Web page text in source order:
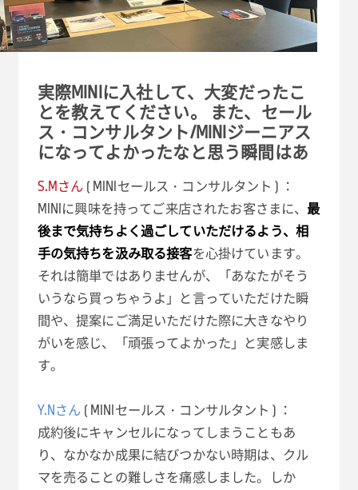
実際MINIに入社して、大変だったこ
とを教えてください。 また、セール
ス・コンサルタント/MINIジーニアス
になってよかったなと思う瞬間はあ
S.Mさん ( MINIセールス・コンサルタント ) ：
MINIに興味を持ってご来店されたお客さまに、最
後まで気持ちよく過ごしていただけるよう、相
手の気持ちを汲み取る接客を心掛けています。
それは簡単ではありませんが、「あなたがそう
いうなら買っちゃうよ」と言っていただけた瞬
間や、提案にご満足いただけた際に大きなやり
がいを感じ、「頑張ってよかった」と実感しま
す。
Y.Nさん ( MINIセールス・コンサルタント ) ：
成約後にキャンセルになってしまうこともあ
り、なかなか成果に結びつかない時期は、クル
マを売ることの難しさを痛感しました。しか